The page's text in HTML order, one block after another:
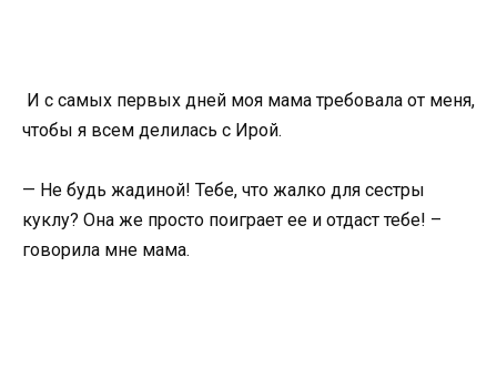
И с самых первых дней моя мама требовала от меня,
чтобы я всем делилась с Ирой.
— Не будь жадиной! Тебе, что жалко для сестры
куклу? Она же просто поиграет ее и отдаст тебе! –
говорила мне мама.